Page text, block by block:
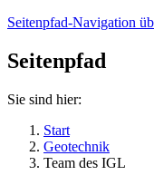
Seitenpfad-Navigation
Seitenpfad
Sie sind hier:
Start
Geotechnik
Team des IGL